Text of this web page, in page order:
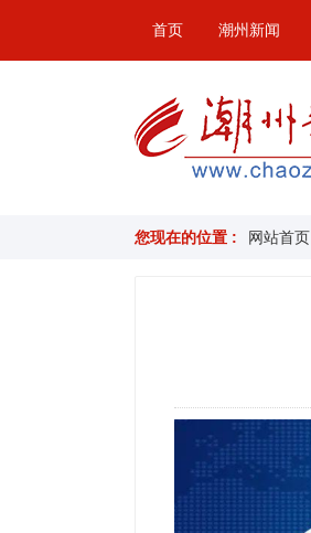
首页 潮州新闻
您现在的位置 : 网站首页